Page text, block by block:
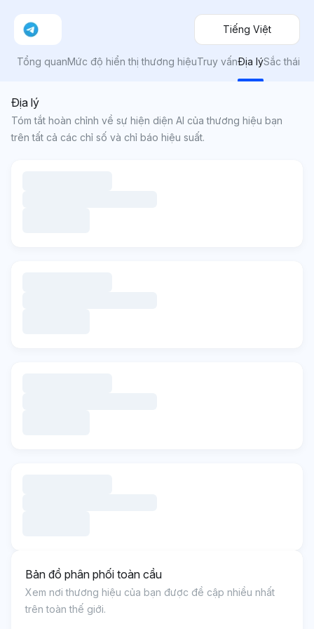
Tiếng Việt
Tổng quanMức độ hiển thị thương hiệuTruy vấnĐịa lýSắc thái
Địa lý
Tóm tắt hoàn chỉnh về sự hiện diện AI của thương hiệu bạn
trên tất cả các chỉ số và chỉ báo hiệu suất.
Bản đồ phân phối toàn cầu
Xem nơi thương hiệu của bạn được đề cập nhiều nhất
trên toàn thế giới.